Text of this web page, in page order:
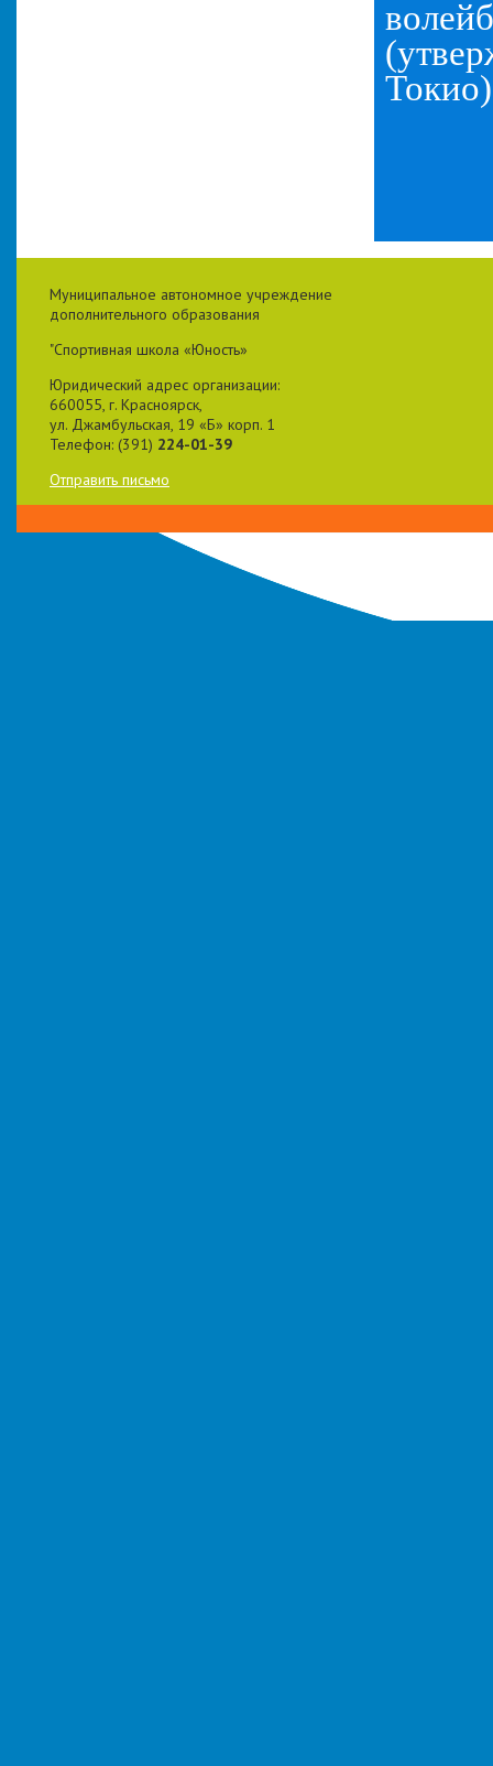
Муниципальное автономное учреждение
дополнительного образования
"Спортивная школа «Юность»
Юридический адрес организации:
660055, г. Красноярск,
ул. Джамбульская, 19 «Б» корп. 1
Телефон: (391) 224-01-39
Отправить письмо